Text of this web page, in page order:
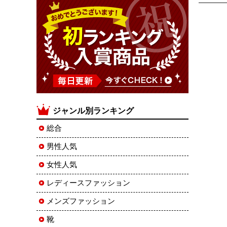
ジャンル別ランキング
総合
男性人気
女性人気
レディースファッション
メンズファッション
靴